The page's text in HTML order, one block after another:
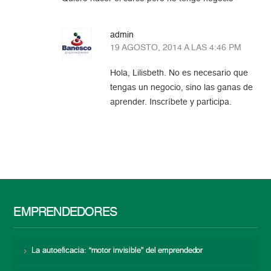
admin
19 AGOSTO, 2014 A LAS 4:46 PM
Hola, Lilisbeth. No es necesario que
tengas un negocio, sino las ganas de
aprender. Inscríbete y participa.
EMPRENDEDORES
La autoeficacia: “motor invisible” del emprendedor